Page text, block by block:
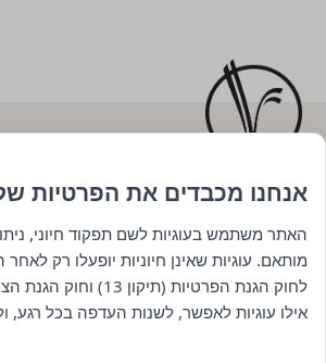
השארו
אנחנו מכבדים את הפרטיות
האתר משתמש בעוגיות לשם תפקוד חיוני,
מותאם. עוגיות שאינן חיוניות יופעלו רק
לחוק הגנת הפרטיות (תיקון
אילו עוגיות לאפשר, לשנות העדפה בכל רגע,